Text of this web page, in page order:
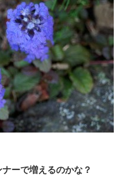
ーで増えるのかな？